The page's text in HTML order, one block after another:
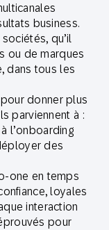
business.
qu’il
ou de marques
dans tous les
donner plus
parviennent à :
l’onboarding
des
one en temps
loyales
interaction
pour